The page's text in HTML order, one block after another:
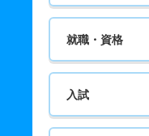
就職・資格
入試